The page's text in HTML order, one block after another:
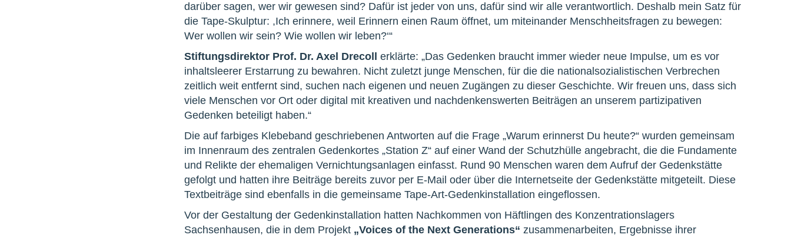
darüber sagen, wer wir gewesen sind? Dafür ist jeder von uns, dafür sind wir alle verantwortlich. Deshalb mein Satz für
die Tape-Skulptur: ,Ich erinnere, weil Erinnern einen Raum öffnet, um miteinander Menschheitsfragen zu bewegen:
Wer wollen wir sein? Wie wollen wir leben?‘“
Stiftungsdirektor Prof. Dr. Axel Drecoll
erklärte: „Das Gedenken braucht immer wieder neue Impulse, um es vor
inhaltsleerer Erstarrung zu bewahren. Nicht zuletzt junge Menschen, für die die nationalsozialistischen Verbrechen
zeitlich weit entfernt sind, suchen nach eigenen und neuen Zugängen zu dieser Geschichte. Wir freuen uns, dass sich
viele Menschen vor Ort oder digital mit kreativen und nachdenkenswerten Beiträgen an unserem partizipativen
Gedenken beteiligt haben.“
Die auf farbiges Klebeband geschriebenen Antworten auf die Frage „Warum erinnerst Du heute?“ wurden gemeinsam
im Innenraum des zentralen Gedenkortes „Station Z“ auf einer Wand der Schutzhülle angebracht, die die Fundamente
und Relikte der ehemaligen Vernichtungsanlagen einfasst. Rund 90 Menschen waren dem Aufruf der Gedenkstätte
gefolgt und hatten ihre Beiträge bereits zuvor per E-Mail oder über die Internetseite der Gedenkstätte mitgeteilt. Diese
Textbeiträge sind ebenfalls in die gemeinsame Tape-Art-Gedenkinstallation eingeflossen.
Vor der Gestaltung der Gedenkinstallation hatten Nachkommen von Häftlingen des Konzentrationslagers
Sachsenhausen, die in dem Projekt „Voices of the Next Generations“ zusammenarbeiten, Ergebnisse ihrer